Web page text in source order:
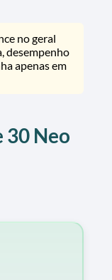
no geral
desempenho
apenas em
30 Neo